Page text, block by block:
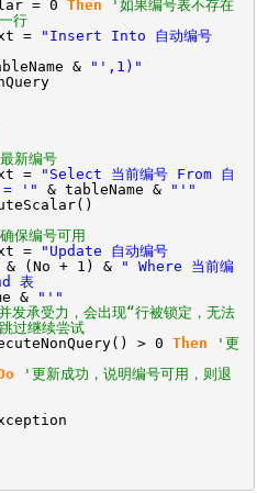
= 0 Then
'如果编号表不存在
行
=
"Insert Into 自动编号
&
"',1)"
新编号
=
"Select 当前编号 From 自
= '"
& tableName &
"'"
保编号可用
=
"Update 自动编号
& (No + 1) &
" Where 当前编
表
&
"'"
发承受力，会出现“行被锁定，无法
过继续尝试
> 0 Then
'更
'更新成功，说明编号可用，则退